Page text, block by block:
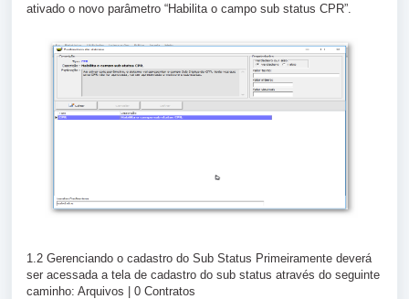
ativado o novo parâmetro “Habilita o campo sub status CPR”.
1.2 Gerenciando o cadastro do Sub Status Primeiramente deverá
ser acessada a tela de cadastro do sub status através do seguinte
caminho: Arquivos | 0 Contratos